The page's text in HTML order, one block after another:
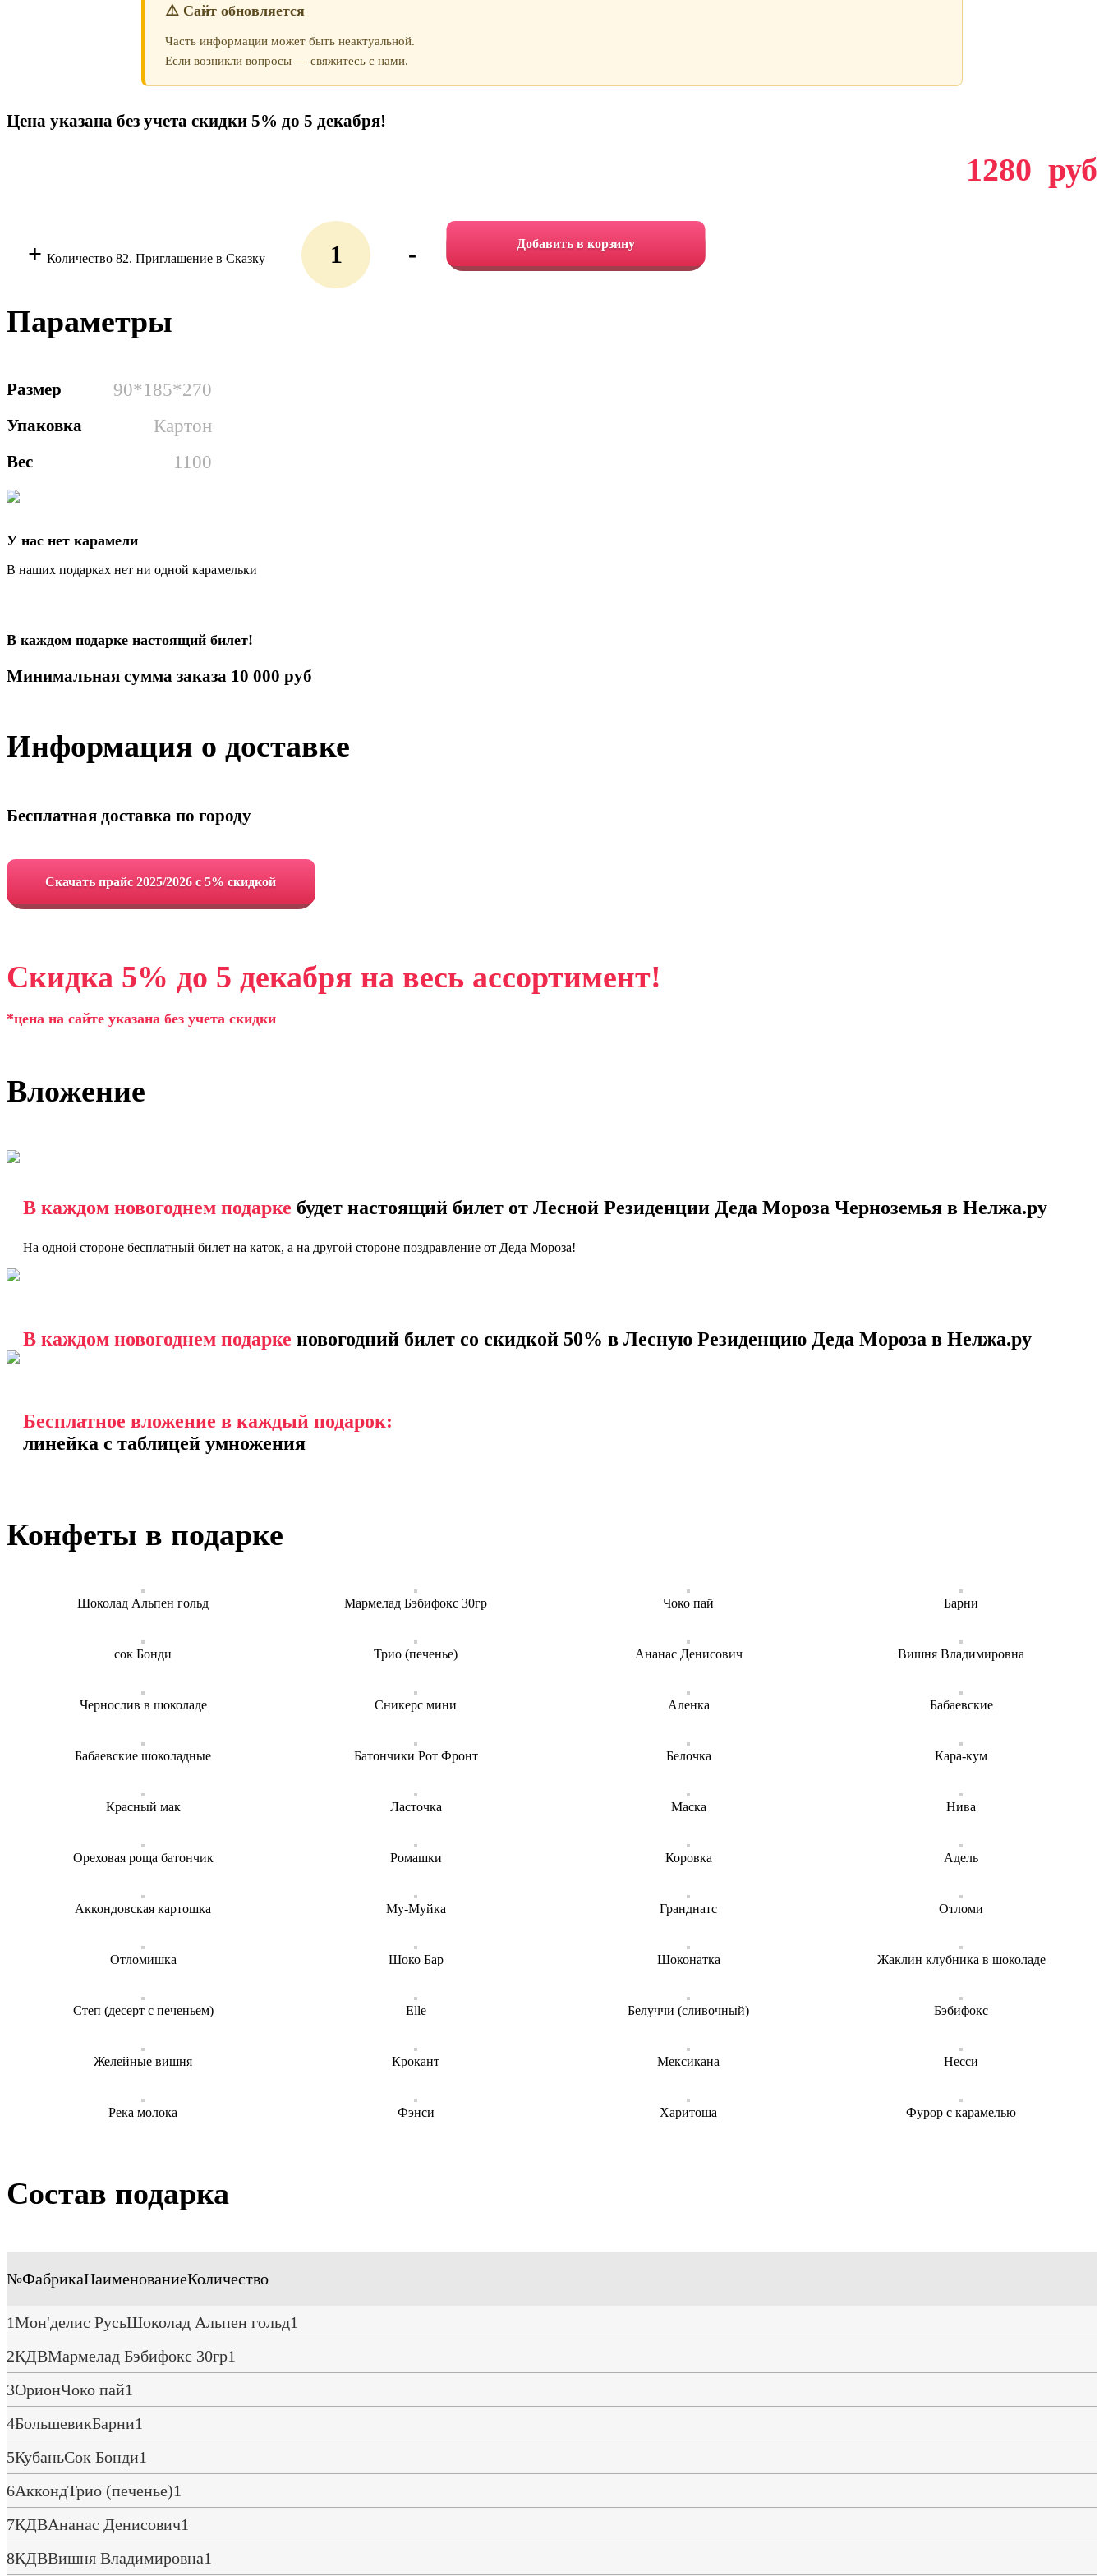
⚠️ Сайт обновляется
Часть информации может быть неактуальной.
Если возникли вопросы — свяжитесь с нами.
Цена указана без учета скидки 5% до 5 декабря!
1280 руб
+ Количество 82. Приглашение в Сказку - Добавить в корзину
Параметры
Размер 90*185*270
Упаковка Картон
Вес 1100
У нас нет карамели
В наших подарках нет ни одной карамельки
В каждом подарке настоящий билет!
Минимальная сумма заказа 10 000 руб
Информация о доставке
Бесплатная доставка по городу
Cкачать прайс 2025/2026 с 5% скидкой
Скидка 5% до 5 декабря на весь ассортимент!
*цена на сайте указана без учета скидки
Вложение
В каждом новогоднем подарке будет настоящий билет от Лесной Резиденции Деда Мороза Черноземья в Нелжа.ру
На одной стороне бесплатный билет на каток, а на другой стороне поздравление от Деда Мороза!
В каждом новогоднем подарке новогодний билет со скидкой 50% в Лесную Резиденцию Деда Мороза в Нелжа.ру
Бесплатное вложение в каждый подарок:
линейка с таблицей умножения
Конфеты в подарке
Шоколад Альпен гольд Мармелад Бэбифокс 30гр Чоко пай Барни
сок Бонди Трио (печенье) Ананас Денисович Вишня Владимировна
Чернослив в шоколаде Сникерс мини Аленка Бабаевские
Бабаевские шоколадные Батончики Рот Фронт Белочка Кара-кум
Красный мак Ласточка Маска Нива
Ореховая роща батончик Ромашки Коровка Адель
Аккондовская картошка Му-Муйка Гранднатс Отломи
Отломишка Шоко Бар Шоконатка Жаклин клубника в шоколаде
Степ (десерт с печеньем) Elle Белуччи (сливочный) Бэбифокс
Желейные вишня Крокант Мексикана Несси
Река молока Фэнси Харитоша Фурор с карамелью
Состав подарка
№ФабрикаНаименованиеКоличество
1Мон'делис РусьШоколад Альпен гольд1
2КДВМармелад Бэбифокс 30гр1
3ОрионЧоко пай1
4БольшевикБарни1
5КубаньСок Бонди1
6АккондТрио (печенье)1
7КДВАнанас Денисович1
8КДВВишня Владимировна1